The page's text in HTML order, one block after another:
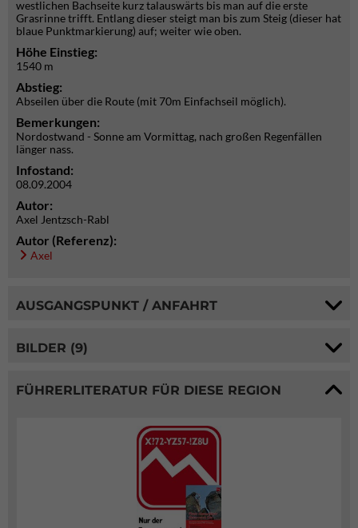
westlichen Bachseite kurz talauswärts bis man auf die erste
Grasrinne trifft. Entlang dieser steigt man bis zum Steig (dieser hat
blaue Punktmarkierung) auf; weiter wie oben.
Höhe Einstieg:
1540 m
Abstieg:
Abseilen über die Route (mit 70m Einfachseil möglich).
Bemerkungen:
Nordostwand - Sonne am Vormittag, nach großen Regenfällen
länger nass.
Infostand:
08.09.2004
Autor:
Axel Jentzsch-Rabl
Autor (Referenz):
Axel
AUSGANGSPUNKT / ANFAHRT
BILDER (9)
FÜHRERLITERATUR FÜR DIESE REGION